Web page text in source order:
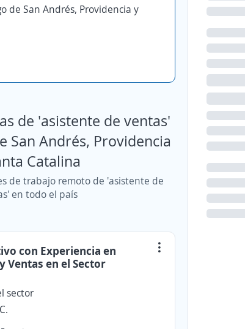
de San Andrés, Providencia y
de 'asistente de ventas'
San Andrés, Providencia
Catalina
de trabajo remoto de 'asistente de
en todo el país
con Experiencia en
Ventas en el Sector
sector